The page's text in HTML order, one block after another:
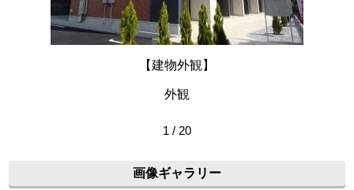
【建物外観】
外観
1 / 20
画像ギャラリー